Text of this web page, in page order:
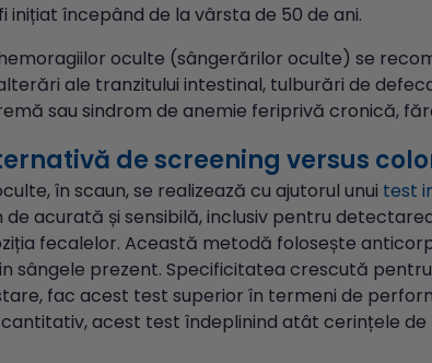
inițiat începând de la vârsta de 50 de ani.
oculte (sângerărilor oculte) se
ale tranzitului intestinal, tulburări de
sau sindrom de anemie feriprivă cronică,
de screening versus
în scaun, se realizează cu ajutorul unui test
acurată și sensibilă, inclusiv pentru
fecalelor. Această metodă folosește
sângele prezent. Specificitatea crescută
fac acest test superior în termeni de
acest test îndeplinind atât cerințele